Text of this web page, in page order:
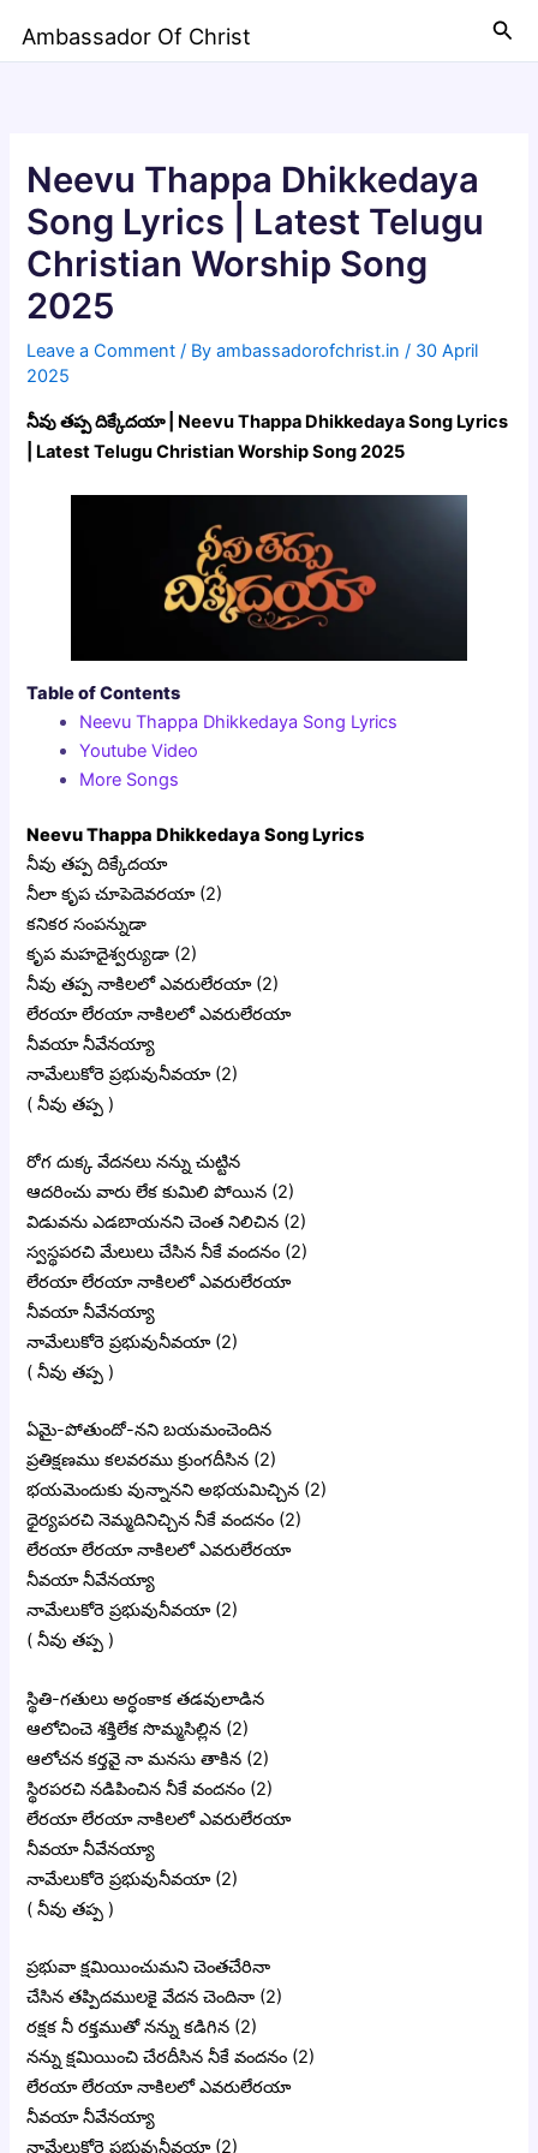
Ambassador Of Christ
Neevu Thappa Dhikkedaya
Song Lyrics | Latest Telugu
Christian Worship Song
2025
Leave a Comment / Byambassadorofchrist.in/ 30 April
2025
నీవు తప్ప దిక్కేదయా | Neevu Thappa Dhikkedaya Song Lyrics
| Latest Telugu Christian Worship Song 2025
Table of Contents
Neevu Thappa Dhikkedaya Song Lyrics
Youtube Video
More Songs
Neevu Thappa Dhikkedaya Song Lyrics
నీవు తప్ప దిక్కేదయా
నీలా కృప చూపెదెవరయా (2)
కనికర సంపన్నుడా
కృప మహదైశ్వర్యుడా (2)
నీవు తప్ప నాకిలలో ఎవరులేరయా (2)
లేరయా లేరయా నాకిలలో ఎవరులేరయా
నీవయా నీవేనయ్యా
నామేలుకోరె ప్రభువునీవయా (2)
( నీవు తప్ప )
రోగ దుక్క వేదనలు నన్ను చుట్టిన
ఆదరించు వారు లేక కుమిలి పోయిన (2)
విడువను ఎడబాయనని చెంత నిలిచిన (2)
స్వస్థపరచి మేలులు చేసిన నీకే వందనం (2)
లేరయా లేరయా నాకిలలో ఎవరులేరయా
నీవయా నీవేనయ్యా
నామేలుకోరె ప్రభువునీవయా (2)
( నీవు తప్ప )
ఏమై-పోతుందో-నని బయమంచెందిన
ప్రతిక్షణము కలవరము క్రుంగదీసిన (2)
భయమెందుకు వున్నానని అభయమిచ్చిన (2)
ధైర్యపరచి నెమ్మదినిచ్చిన నీకే వందనం (2)
లేరయా లేరయా నాకిలలో ఎవరులేరయా
నీవయా నీవేనయ్యా
నామేలుకోరె ప్రభువునీవయా (2)
( నీవు తప్ప )
స్థితి-గతులు అర్ధంకాక తడవులాడిన
ఆలోచించె శక్తిలేక సొమ్మసిల్లిన (2)
ఆలోచన కర్తవై నా మనసు తాకిన (2)
స్థిరపరచి నడిపించిన నీకే వందనం (2)
లేరయా లేరయా నాకిలలో ఎవరులేరయా
నీవయా నీవేనయ్యా
నామేలుకోరె ప్రభువునీవయా (2)
( నీవు తప్ప )
ప్రభువా క్షమియించుమని చెంతచేరినా
చేసిన తప్పిదములకై వేదన చెందినా (2)
రక్షక నీ రక్తముతో నన్ను కడిగిన (2)
నన్ను క్షమియించి చేరదీసిన నీకే వందనం (2)
లేరయా లేరయా నాకిలలో ఎవరులేరయా
నీవయా నీవేనయ్యా
నామేలుకోరె ప్రభువునీవయా (2)